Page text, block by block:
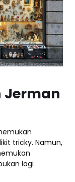
Jerman
tricky. Namun,
lagi